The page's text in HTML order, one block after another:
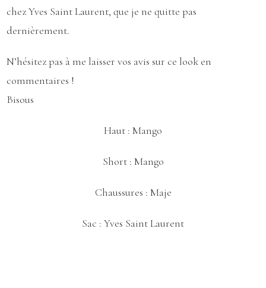
chez Yves Saint Laurent, que je ne quitte pas
dernièrement.
N’hésitez pas à me laisser vos avis sur ce look en
commentaires !
Bisous
Haut : Mango
Short : Mango
Chaussures : Maje
Sac : Yves Saint Laurent